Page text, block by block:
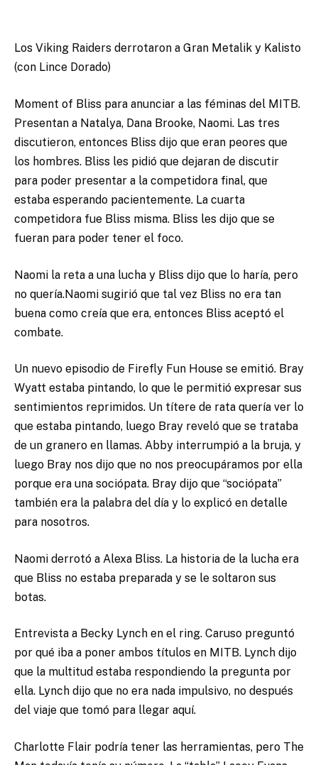
Los Viking Raiders derrotaron a Gran Metalik y Kalisto
(con Lince Dorado)
Moment of Bliss para anunciar a las féminas del MITB.
Presentan a Natalya, Dana Brooke, Naomi. Las tres
discutieron, entonces Bliss dijo que eran peores que
los hombres. Bliss les pidió que dejaran de discutir
para poder presentar a la competidora final, que
estaba esperando pacientemente. La cuarta
competidora fue Bliss misma. Bliss les dijo que se
fueran para poder tener el foco.
Naomi la reta a una lucha y Bliss dijo que lo haría, pero
no quería.Naomi sugirió que tal vez Bliss no era tan
buena como creía que era, entonces Bliss aceptó el
combate.
Un nuevo episodio de Firefly Fun House se emitió. Bray
Wyatt estaba pintando, lo que le permitió expresar sus
sentimientos reprimidos. Un títere de rata quería ver lo
que estaba pintando, luego Bray reveló que se trataba
de un granero en llamas. Abby interrumpió a la bruja, y
luego Bray nos dijo que no nos preocupáramos por ella
porque era una sociópata. Bray dijo que “sociópata”
también era la palabra del día y lo explicó en detalle
para nosotros.
Naomi derrotó a Alexa Bliss. La historia de la lucha era
que Bliss no estaba preparada y se le soltaron sus
botas.
Entrevista a Becky Lynch en el ring. Caruso preguntó
por qué iba a poner ambos títulos en MITB. Lynch dijo
que la multitud estaba respondiendo la pregunta por
ella. Lynch dijo que no era nada impulsivo, no después
del viaje que tomó para llegar aquí.
Charlotte Flair podría tener las herramientas, pero The